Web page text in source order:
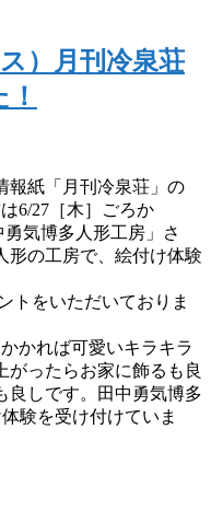
）月刊冷泉荘
報紙「月刊冷泉荘」の
6/27［木］ごろか
気博多人形工房」さ
形の工房で、絵付け体験
トをいただいておりま
かれば可愛いキラキラ
がったらお家に飾るも良
良しです。田中勇気博多
験を受け付けていま